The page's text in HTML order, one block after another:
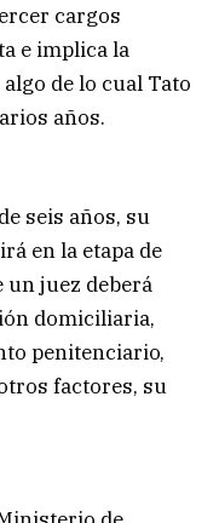
cargos
e implica la
de lo cual Tato
años.
seis años, su
en la etapa de
un juez deberá
domiciliaria,
penitenciario,
factores, su